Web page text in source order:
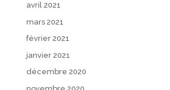
avril 2021
mars 2021
février 2021
janvier 2021
décembre 2020